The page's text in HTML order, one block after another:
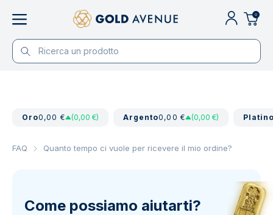
0
Oro0,00 € (0,00 €) Argento0,00 € (0,00 €)
FAQ Quanto tempo ci vuole per ricevere il mio ordine?
Come possiamo aiutarti?